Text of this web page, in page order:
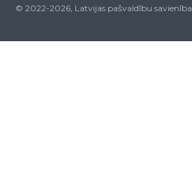
Pieminekļi
Teātri
© 2022-2026, Latvijas pašvaldību savienība